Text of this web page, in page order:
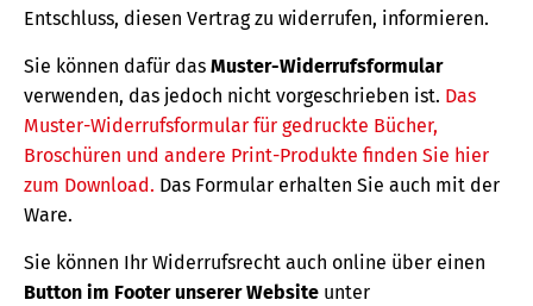
Entschluss, diesen Vertrag zu widerrufen, informieren.
Sie können dafür das Muster-Widerrufsformular
verwenden, das jedoch nicht vorgeschrieben ist. Das
Muster-Widerrufsformular für gedruckte Bücher,
Broschüren und andere Print-Produkte finden Sie hier
zum Download. Das Formular erhalten Sie auch mit der
Ware.
Sie können Ihr Widerrufsrecht auch online über einen
Button im Footer unserer Website unter